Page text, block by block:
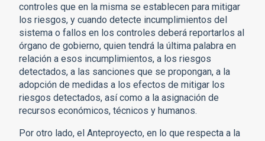
controles que en la misma se establecen para mitigar
los riesgos, y cuando detecte incumplimientos del
sistema o fallos en los controles deberá reportarlos al
órgano de gobierno, quien tendrá la última palabra en
relación a esos incumplimientos, a los riesgos
detectados, a las sanciones que se propongan, a la
adopción de medidas a los efectos de mitigar los
riesgos detectados, así como a la asignación de
recursos económicos, técnicos y humanos.
Por otro lado, el Anteproyecto, en lo que respecta a la